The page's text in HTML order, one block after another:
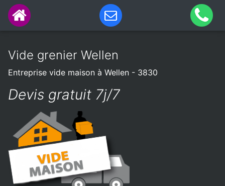
Vide grenier Wellen
Entreprise vide maison à Wellen - 3830
Devis gratuit 7j/7